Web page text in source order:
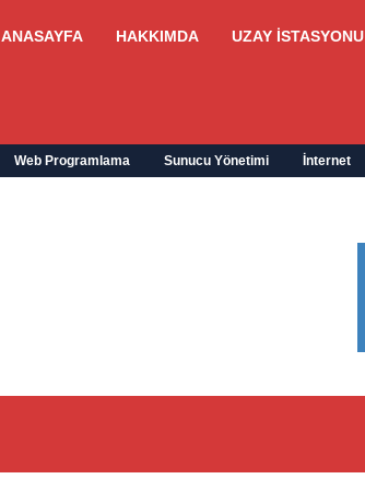
ANASAYFA HAKKIMDA UZAY İSTASYONU
Web Programlama Sunucu Yönetimi İnternet